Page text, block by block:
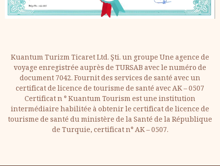
Kuantum Turizm Ticaret Ltd. Şti. un groupe Une agence de
voyage enregistrée auprès de TURSAB avec le numéro de
document 7042. Fournit des services de santé avec un
certificat de licence de tourisme de santé avec AK – 0507
Certificat n ° Kuantum Tourism est une institution
intermédiaire habilitée à obtenir le certificat de licence de
tourisme de santé du ministère de la Santé de la République
de Turquie, certificat n° AK – 0507.